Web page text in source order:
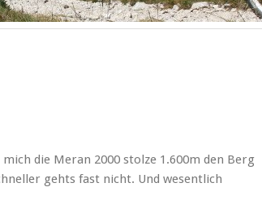
die Meran 2000 stolze 1.600m den Berg
gehts fast nicht. Und wesentlich